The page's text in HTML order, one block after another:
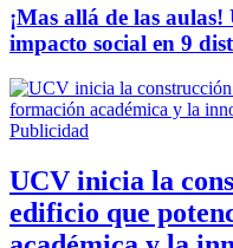
¡Mas allá de las
impacto social en 9
Publicidad
UCV inicia la
edificio que